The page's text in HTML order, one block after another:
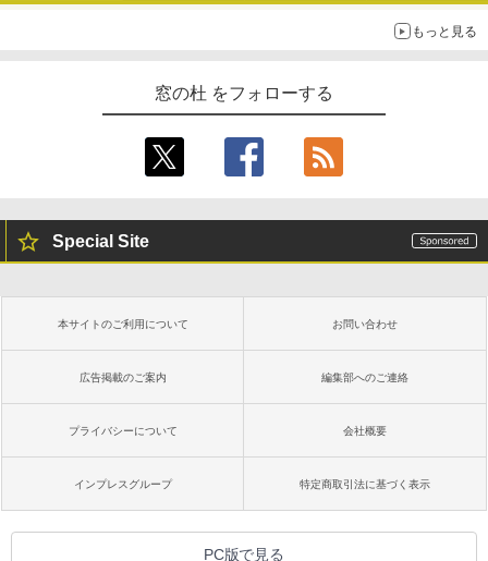
もっと見る
窓の杜 をフォローする
Special Site
本サイトのご利用について お問い合わせ
広告掲載のご案内 編集部へのご連絡
プライバシーについて 会社概要
インプレスグループ 特定商取引法に基づく表示
PC版で見る